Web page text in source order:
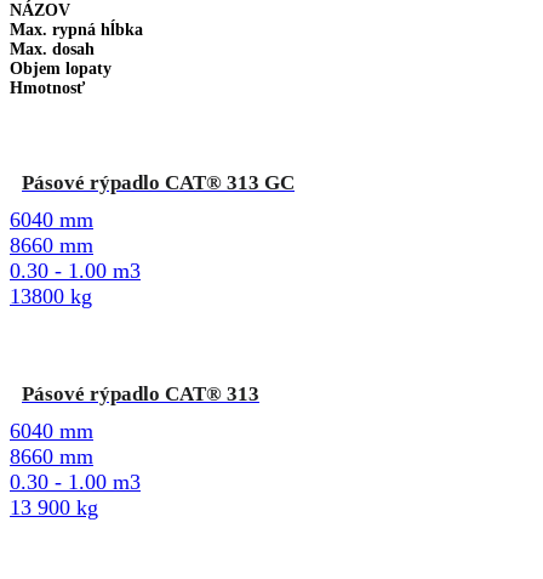
NÁZOV
Max. rypná hĺbka
Max. dosah
Objem lopaty
Hmotnosť
Pásové rýpadlo CAT® 313 GC
6040 mm
8660 mm
0.30 - 1.00 m3
13800 kg
Pásové rýpadlo CAT® 313
6040 mm
8660 mm
0.30 - 1.00 m3
13 900 kg